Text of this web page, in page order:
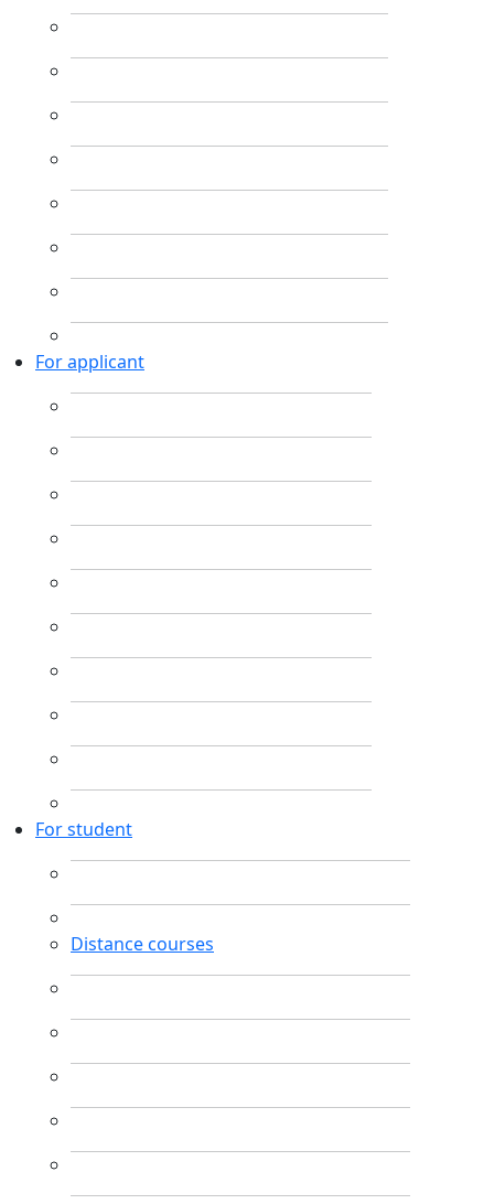
For applicant
For student
Distance courses